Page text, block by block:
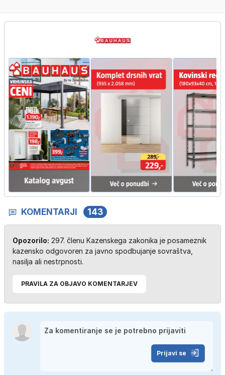
KOMENTARJI 143
Opozorilo: 297. členu Kazenskega zakonika je posameznik
kazensko odgovoren za javno spodbujanje sovraštva,
nasilja ali nestrpnosti.
PRAVILA ZA OBJAVO KOMENTARJEV
Prijavi se